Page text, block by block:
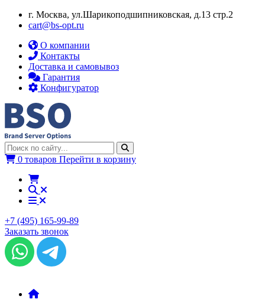
г. Москва, ул.​​Шарикоподшипниковская, д.13 стр.2
cart@bs-opt.ru
О компании
Контакты
Доставка и самовывоз
Гарантия
Конфигуратор
0 товаров Перейти в корзину
+7 (495) 165-99-89
Заказать звонок